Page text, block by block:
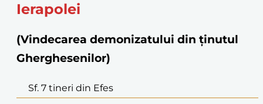
Ierapolei
(Vindecarea demonizatului din ținutul
Gherghesenilor)
Sf. 7 tineri din Efes